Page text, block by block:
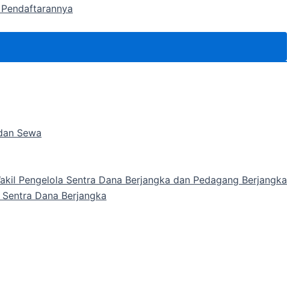
Sewa
Pengelola Sentra Dana Berjangka dan Pedagang Berjangka
Dana Berjangka